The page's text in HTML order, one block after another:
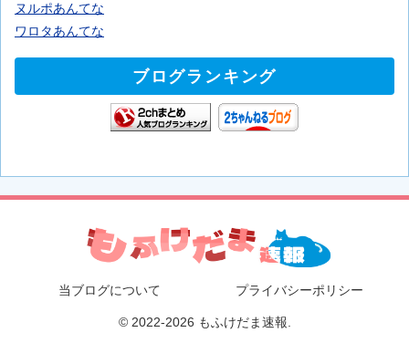
ヌルポあんてな
ワロタあんてな
ブログランキング
当ブログについて プライバシーポリシー
© 2022-2026 もふけだま速報.